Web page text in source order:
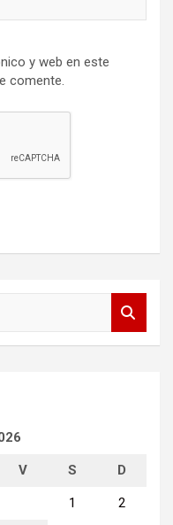
y web en este
comente.
V S D
1 2